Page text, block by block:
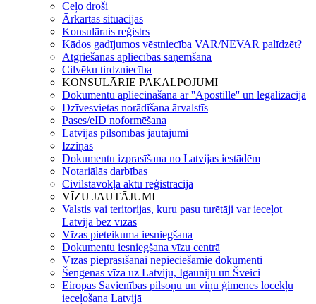
Ceļo droši
Ārkārtas situācijas
Konsulārais reģistrs
Kādos gadījumos vēstniecība VAR/NEVAR palīdzēt?
Atgriešanās apliecības saņemšana
Cilvēku tirdzniecība
KONSULĀRIE PAKALPOJUMI
Dokumentu apliecināšana ar ''Apostille'' un legalizācija
Dzīvesvietas norādīšana ārvalstīs
Pases/eID noformēšana
Latvijas pilsonības jautājumi
Izziņas
Dokumentu izprasīšana no Latvijas iestādēm
Notariālās darbības
Civilstāvokļa aktu reģistrācija
VĪZU JAUTĀJUMI
Valstis vai teritorijas, kuru pasu turētāji var ieceļot
Latvijā bez vīzas
Vīzas pieteikuma iesniegšana
Dokumentu iesniegšana vīzu centrā
Vīzas pieprasīšanai nepieciešamie dokumenti
Šengenas vīza uz Latviju, Igauniju un Šveici
Eiropas Savienības pilsoņu un viņu ģimenes locekļu
ieceļošana Latvijā